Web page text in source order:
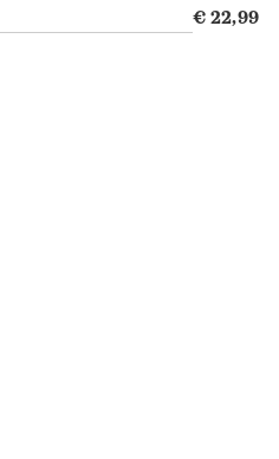
€ 22,99